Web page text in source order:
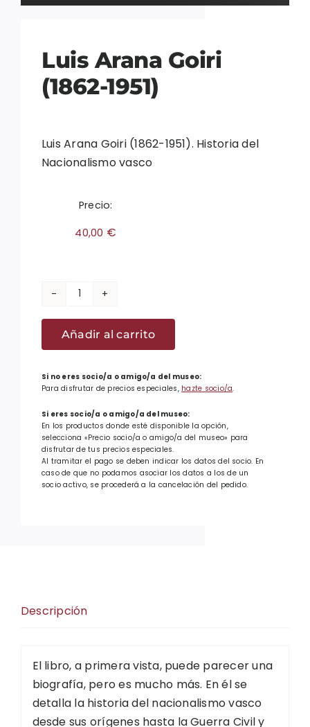
Luis Arana Goiri
(1862-1951)
Luis Arana Goiri (1862-1951). Historia del
Nacionalismo vasco
Precio:
40,00 €
Luis
Arana
Goiri
1951)
cantidad
Añadir al carrito
Si no eres socio/a o amigo/a del museo:
Para disfrutar de precios especiales, hazte socio/a.
Si eres socio/a o amigo/a del museo:
En los productos donde esté disponible la opción,
selecciona «Precio socio/a o amigo/a del museo» para
disfrutar de tus precios especiales.
Al tramitar el pago se deben indicar los datos del socio. En
caso de que no podamos asociar los datos a los de un
socio activo, se procederá a la cancelación del pedido.
Descripción
El libro, a primera vista, puede parecer una
biografía, pero es mucho más. En él se
detalla la historia del nacionalismo vasco
desde sus orígenes hasta la Guerra Civil y